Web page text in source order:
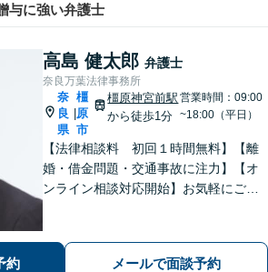
与に強い弁護士
高島 健太郎 弁護士
奈良万葉法律事務所
奈
良
県
橿
原
市
橿原神宮前駅
から徒歩1分
営業時間：09:00
~18:00（平日）
【法律相談料 初回１時間無料】【離
婚・借金問題・交通事故に注力】【オ
ンライン相談対応開始】お気軽にご相
ます。【土日・夜間相談に対応】
約 メールで面談予約